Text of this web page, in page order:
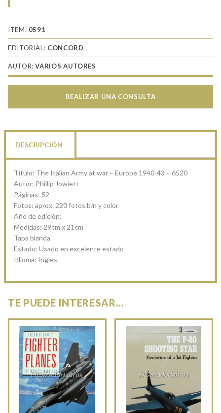
Italian
at
war
Europe
1940-
ITEM: 0591
EDITORIAL: CONCORD
AUTOR:VARIOS AUTORES
REALIZAR UNA CONSULTA
DESCRIPCIÓN
Título: The Italian Army at war – Europe 1940-43 – 6520
Autor: Phillip Jowiett
Páginas: 52
Fotos: aprox. 220 fotos b/n y color
Año de edición:
Medidas: 29cm x 21cm
Tapa blanda
Estado: Usado en excelente estado
Idioma: Ingles
TE PUEDE INTERESAR...